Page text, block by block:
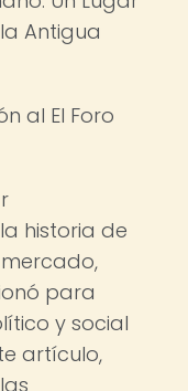
Antigua
al El Foro
historia de
mercado,
para
y social
artículo,